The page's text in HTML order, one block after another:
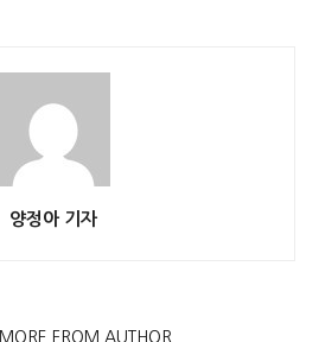
양정아 기자
MORE FROM AUTHOR